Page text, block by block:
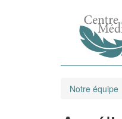
Main
Notre équipe